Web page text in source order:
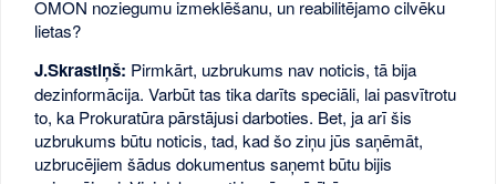
OMON noziegumu izmeklēšanu, un reabilitējamo cilvēku
lietas?
J.Skrastiņš: Pirmkārt, uzbrukums nav noticis, tā bija
dezinformācija. Varbūt tas tika darīts speciāli, lai pasvītrotu
to, ka Prokuratūra pārstājusi darboties. Bet, ja arī šis
uzbrukums būtu noticis, tad, kad šo ziņu jūs saņēmāt,
uzbrucējiem šādus dokumentus saņemt būtu bijis